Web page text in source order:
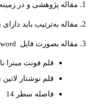
مقاله پژوهشی و در
مقاله به‌ترتیب باید
مقاله بصورت فايل word
قلم فونت ميترا
قلم نوشتار لاتين
فاصله سطر 14